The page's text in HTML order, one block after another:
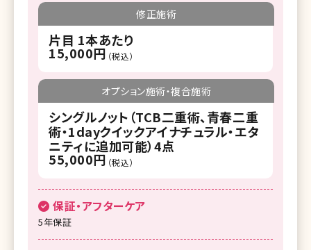
修正施術
片目 1本あたり
15,000円 （税込）
オプション施術・複合施術
シングルノット（TCB二重術、青春二重
術・1dayクイックアイナチュラル・エタ
ニティに追加可能）4点
55,000円 （税込）
保証・アフターケア
5年保証